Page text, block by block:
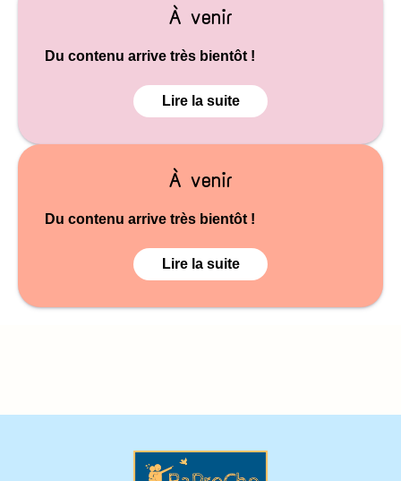
À venir
Du contenu arrive très bientôt !
Lire la suite
À venir
Du contenu arrive très bientôt !
Lire la suite